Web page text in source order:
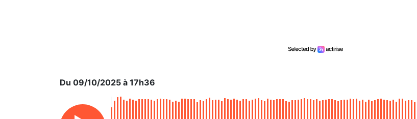
Du 09/10/2025 à 17h36